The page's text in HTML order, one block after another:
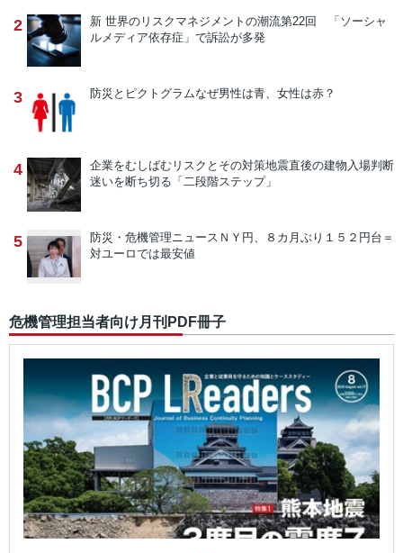
2 新 世界のリスクマネジメントの潮流第22回 「ソーシャ
ルメディア依存症」で訴訟が多発
3 防災とピクトグラムなぜ男性は青、女性は赤？
4 企業をむしばむリスクとその対策地震直後の建物入場判断
迷いを断ち切る「二段階ステップ」
5 防災・危機管理ニュース ＮＹ円、８カ月ぶり１５２円台＝
対ユーロでは最安値
危機管理担当者向け月刊PDF冊子